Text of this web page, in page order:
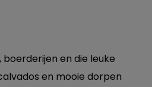
en die leuke
en mooie dorpen